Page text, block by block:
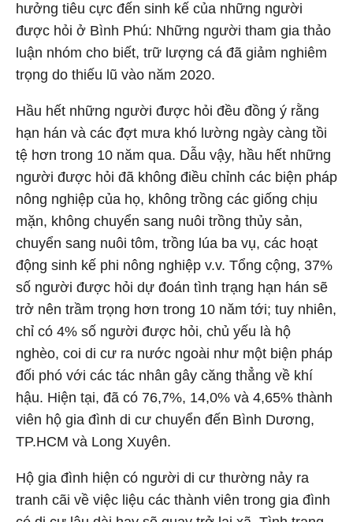
hưởng tiêu cực đến sinh kế của những người
được hỏi ở Bình Phú: Những người tham gia thảo
luận nhóm cho biết, trữ lượng cá đã giảm nghiêm
trọng do thiếu lũ vào năm 2020.
Hầu hết những người được hỏi đều đồng ý rằng
hạn hán và các đợt mưa khó lường ngày càng tồi
tệ hơn trong 10 năm qua. Dẫu vậy, hầu hết những
người được hỏi đã không điều chỉnh các biện pháp
nông nghiệp của họ, không trồng các giống chịu
mặn, không chuyển sang nuôi trồng thủy sản,
chuyển sang nuôi tôm, trồng lúa ba vụ, các hoạt
động sinh kế phi nông nghiệp v.v. Tổng cộng, 37%
số người được hỏi dự đoán tình trạng hạn hán sẽ
trở nên trầm trọng hơn trong 10 năm tới; tuy nhiên,
chỉ có 4% số người được hỏi, chủ yếu là hộ
nghèo, coi di cư ra nước ngoài như một biện pháp
đối phó với các tác nhân gây căng thẳng về khí
hậu. Hiện tại, đã có 76,7%, 14,0% và 4,65% thành
viên hộ gia đình di cư chuyển đến Bình Dương,
TP.HCM và Long Xuyên.
Hộ gia đình hiện có người di cư thường nảy ra
tranh cãi về việc liệu các thành viên trong gia đình